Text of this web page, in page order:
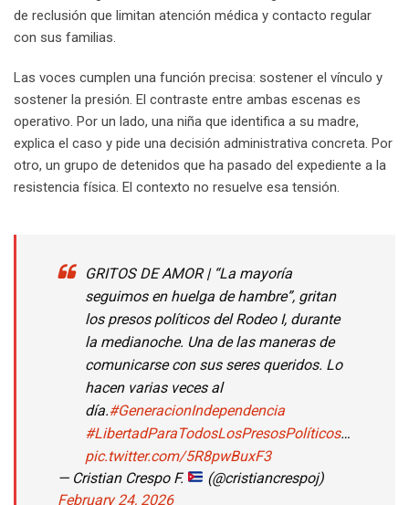
de reclusión que limitan atención médica y contacto regular
con sus familias.
Las voces cumplen una función precisa: sostener el vínculo y
sostener la presión. El contraste entre ambas escenas es
operativo. Por un lado, una niña que identifica a su madre,
explica el caso y pide una decisión administrativa concreta. Por
otro, un grupo de detenidos que ha pasado del expediente a la
resistencia física. El contexto no resuelve esa tensión.
GRITOS DE AMOR | “La mayoría
seguimos en huelga de hambre”, gritan
los presos políticos del Rodeo I, durante
la medianoche. Una de las maneras de
comunicarse con sus seres queridos. Lo
hacen varias veces al
día.#GeneracionIndependencia
#LibertadParaTodosLosPresosPolíticos…
pic.twitter.com/5R8pwBuxF3
— Cristian Crespo F.
(@cristiancrespoj)
February 24, 2026